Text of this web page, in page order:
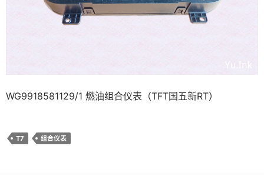
WG9918581129/1 燃油组合仪表（TFT国五新RT）
T7 组合仪表